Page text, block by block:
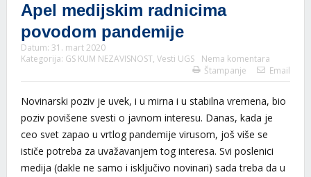
Apel medijskim radnicima
povodom pandemije
Datum: 31. mart 2020
Kategorija: GS KUM NEZAVISNOST, Vesti UGS
Nema komentara
Štampanje
Email
Novinarski poziv je uvek, i u mirna i u stabilna vremena, bio
poziv povišene svesti o javnom interesu. Danas, kada je
ceo svet zapao u vrtlog pandemije virusom, još više se
ističe potreba za uvažavanjem tog interesa. Svi poslenici
medija (dakle ne samo i isključivo novinari) sada treba da u